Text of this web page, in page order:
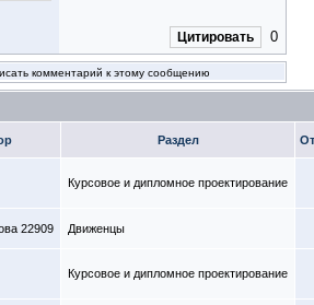
Цитировать 0
комментарий к этому сообщению
Раздел
Курсовое и дипломное проектирование
22909 Движенцы
Курсовое и дипломное проектирование